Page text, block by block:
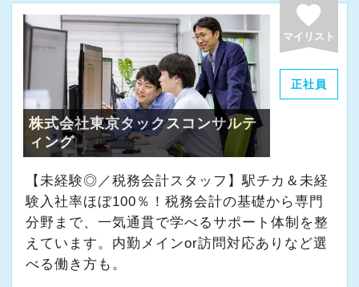
【採用＆法人案内動画】
【辻・本郷税理士法人に応募するポイント！】
■国内最大級の専門特化型税理士法人です。全国
に拠点展開をしており、その規模感を武器に1万
7000社を超えるお客様に質の高いサービスを提
供しています。
■お客様は一般企業、医療法人、公益法人、海外
法人など多種多様。業務の幅も税務顧問から事
favorite
マイリスト
正社員
株式会社東京タックスコンサルテ
ィング
【未経験◎／税務会計スタッフ】駅チカ＆未経
験入社率ほぼ100％！税務会計の基礎から専門
分野まで、一気通貫で学べるサポート体制を整
えています。内勤メインor訪問対応ありなど選
べる働き方も。